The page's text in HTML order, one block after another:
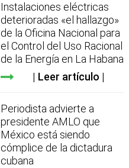
Instalaciones eléctricas
deterioradas «el hallazgo»
de la Oficina Nacional para
el Control del Uso Racional
de la Energía en La Habana
Leer artículo
Periodista advierte a
presidente AMLO que
México está siendo
cómplice de la dictadura
cubana